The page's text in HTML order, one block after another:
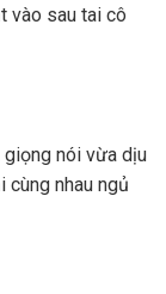
vào sau tai cô
nói vừa dịu
cùng nhau ngủ